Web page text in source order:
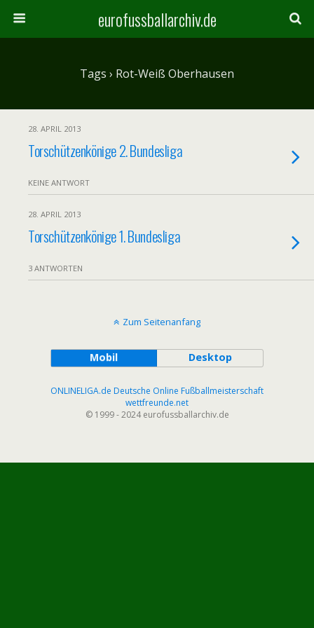
eurofussballarchiv.de
Tags › Rot-Weiß Oberhausen
28. APRIL 2013
Torschützenkönige 2. Bundesliga
KEINE ANTWORT
28. APRIL 2013
Torschützenkönige 1. Bundesliga
3 ANTWORTEN
Zum Seitenanfang
Mobil Desktop
ONLINELIGA.de Deutsche Online Fußballmeisterschaft
wettfreunde.net
© 1999 - 2024 eurofussballarchiv.de